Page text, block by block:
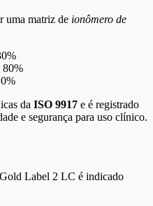
uma matriz de ionômero de
80%
da ISO 9917 e é registrado
e segurança para uso clínico.
Label 2 LC é indicado